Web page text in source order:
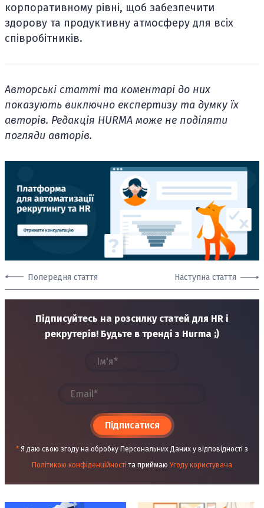
корпоративному рівні, щоб забезпечити
здорову та продуктивну атмосферу для всіх
співробітників.
Авторські статті та коментарі до них
показують виключно експертизу та думку їх
авторів. Редакція HURMA може не поділяти
погляди авторів.
Попередня стаття Наступна стаття
Підписуйтесь на розсилку статей для HR і
рекрутерів! Будьте в тренді з Hurma ;)
Підписатися
* Я даю свою згоду на обробку Персональних Даних у відповідності з
Політикою конфіденційності та приймаю Угоду користувача